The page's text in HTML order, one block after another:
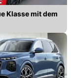
Klasse mit dem